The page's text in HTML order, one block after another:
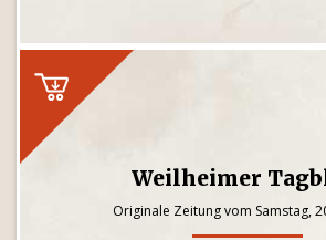
Weilheimer
Originale Zeitung vom Samstag,